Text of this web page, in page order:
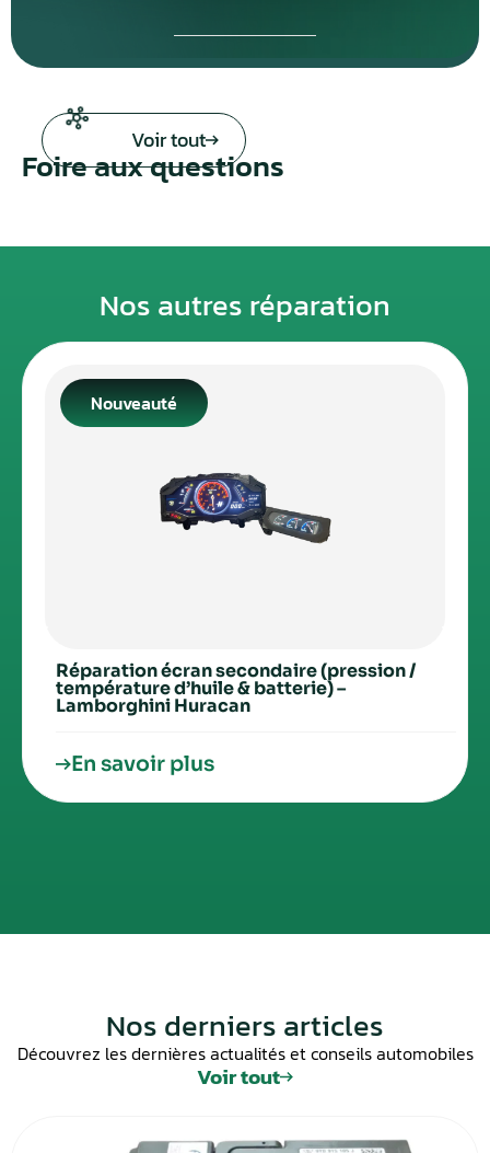
Voir tout
Foire aux questions
Nos autres réparation
Nouveauté
Réparation écran secondaire (pression /
température d’huile & batterie) –
Lamborghini Huracan
En savoir plus
Nos derniers articles
Découvrez les dernières actualités et conseils automobiles
Voir tout